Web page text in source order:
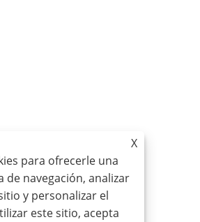
X
para ofrecerle una
de navegación, analizar
y personalizar el
este sitio, acepta